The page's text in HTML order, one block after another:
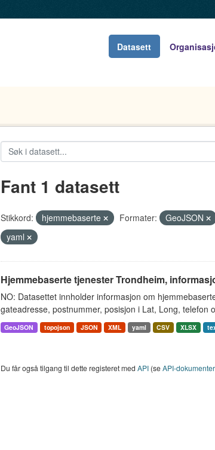
Datasett
Fant 1 datasett
Stikkord: hjemmebaserte Formater: GeoJSON
yaml
Hjemmebaserte tjenester Trondheim,
NO: Datasettet innholder informasjon om
gateadresse, postnummer, posisjon i Lat, Long, telefon
GeoJSON topojson JSON XML yaml CSV XLSX
Du får også tilgang til dette registeret med API(seAPI-dokumenter